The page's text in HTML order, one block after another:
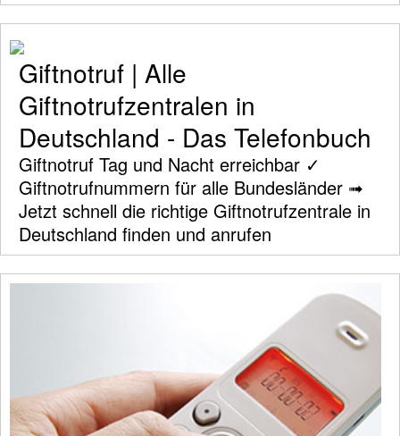
Giftnotruf | Alle
Giftnotrufzentralen in
Deutschland - Das Telefonbuch
Giftnotruf Tag und Nacht erreichbar ✓
Giftnotrufnummern für alle Bundesländer ➟
Jetzt schnell die richtige Giftnotrufzentrale in
Deutschland finden und anrufen